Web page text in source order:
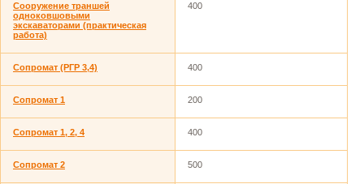
Сооружение траншей
одноковшовыми
экскаваторами (практическая
работа)
400
Сопромат (РГР 3,4) 400
Сопромат 1 200
Сопромат 1, 2, 4 400
Сопромат 2 500